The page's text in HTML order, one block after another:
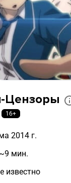
Цензоры
16+
2014 г.
мин.
известно